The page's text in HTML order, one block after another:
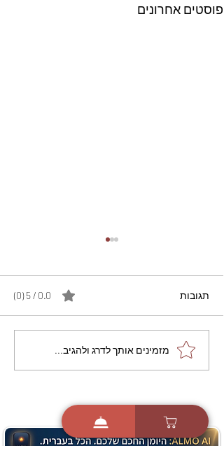
פוסטים אחרונים
מתכון מנצח עוגת מייפל
שוקולד בחושה וקלה - זיוה
תגובות 0.0 / 5 ‏(0)
מזמינים אותך לדרג ולהגיב...